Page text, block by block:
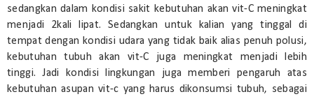
sedangkan dalam kondisi sakit kebutuhan akan vit-C meningkat
menjadi 2kali lipat. Sedangkan untuk kalian yang tinggal di
tempat dengan kondisi udara yang tidak baik alias penuh polusi,
kebutuhan tubuh akan vit-C juga meningkat menjadi lebih
tinggi. Jadi kondisi lingkungan juga memberi pengaruh atas
kebutuhan asupan vit-c yang harus dikonsumsi tubuh, sebagai